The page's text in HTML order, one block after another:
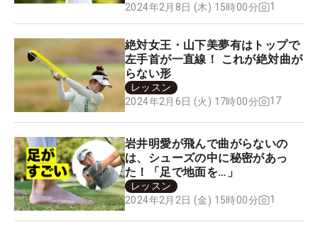
2024年2月8日 (木) 15時00分
1
絶対女王・山下美夢有はトップで
左手首が一直線！ これが絶対曲が
らない形
レッスン
2024年2月6日 (火) 17時00分
17
岩井明愛が飛んで曲がらないの
は、シューズの中に秘密があっ
た！「足で地面を…」
レッスン
2024年2月2日 (金) 15時00分
1